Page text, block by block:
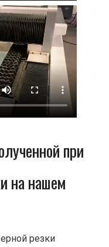
при
на нашем
резки